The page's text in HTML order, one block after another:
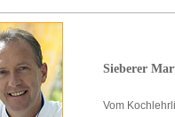
Sieberer
Vom